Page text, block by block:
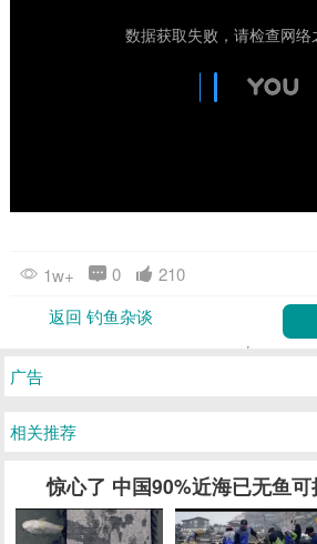
1w+ 0
210
返回 钓鱼杂谈
广告
相关推荐
惊心了 中国90%近海已无鱼